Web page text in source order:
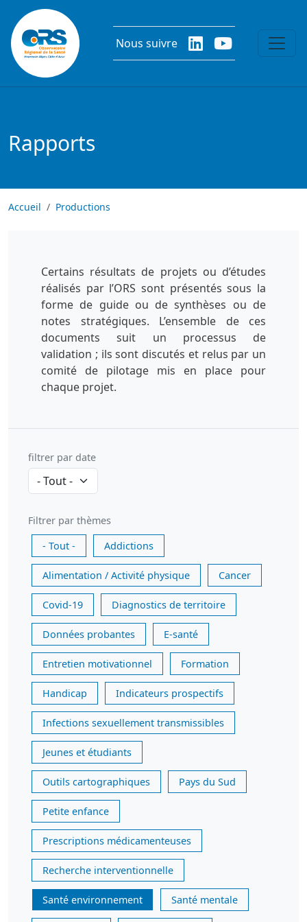
Aller au contenu principal
Nous suivre
Rapports
Accueil Productions
Certains résultats de projets ou d’études
réalisés par l’ORS sont présentés sous la
forme de guide ou de synthèses ou de
notes stratégiques. L’ensemble de ces
documents suit un processus de
validation ; ils sont discutés et relus par un
comité de pilotage mis en place pour
chaque projet.
filtrer par date
Filtrer par thèmes
- Tout -
Addictions
Alimentation / Activité physique Cancer
Covid-19 Diagnostics de territoire
Données probantes E-santé
Entretien motivationnel Formation
Handicap Indicateurs prospectifs
Infections sexuellement transmissibles
Jeunes et étudiants
Outils cartographiques Pays du Sud
Petite enfance
Prescriptions médicamenteuses
Recherche interventionnelle
Santé environnement Santé mentale